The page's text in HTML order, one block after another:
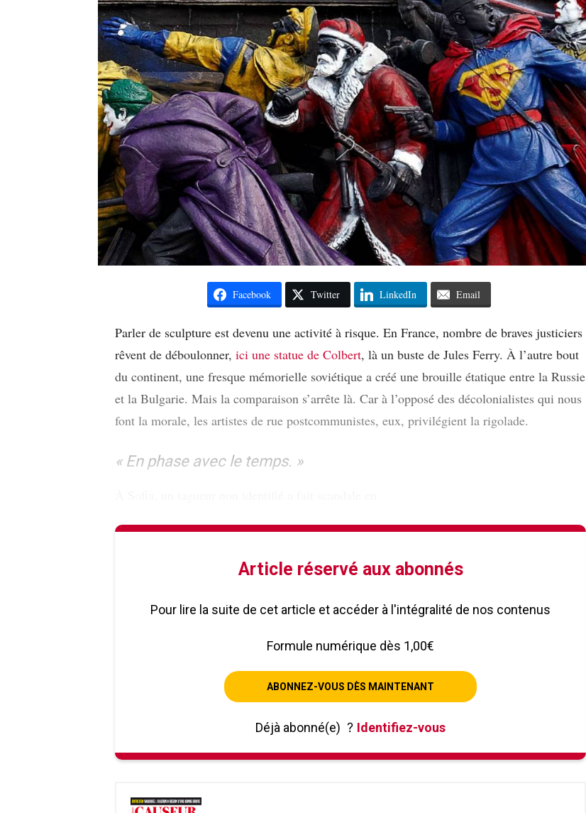
Facebook Twitter LinkedIn Email
Parler de sculpture est devenu une activité à risque. En France, nombre de braves justiciers
rêvent de déboulonner, ici une statue de Colbert, là un buste de Jules Ferry. À l’autre bout
du continent, une fresque mémorielle soviétique a créé une brouille étatique entre la Russie
et la Bulgarie. Mais la comparaison s’arrête là. Car à l’opposé des décolonialistes qui nous
font la morale, les artistes de rue postcommunistes, eux, privilégient la rigolade.
« En phase avec le temps. »
Article réservé aux abonnés
Pour lire la suite de cet article et accéder à l'intégralité de nos contenus
Formule numérique dès 1,00€
ABONNEZ-VOUS DÈS MAINTENANT
Déjà abonné(e) ? Identifiez-vous